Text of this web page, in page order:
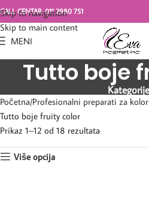
Skip to navigation
Skip to main content
CALL CENTAR: 011 2980 751
MENI
Tutto boje
Kategorije
Početna Profesionalni preparati za
Tutto boje fruity color
Prikaz 1–12 od 18 rezultata
Više opcija